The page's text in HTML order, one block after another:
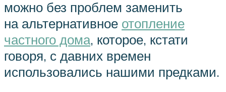
можно без проблем заменить
на альтернативное отопление
частного дома, которое, кстати
говоря, с давних времен
использовались нашими предками.